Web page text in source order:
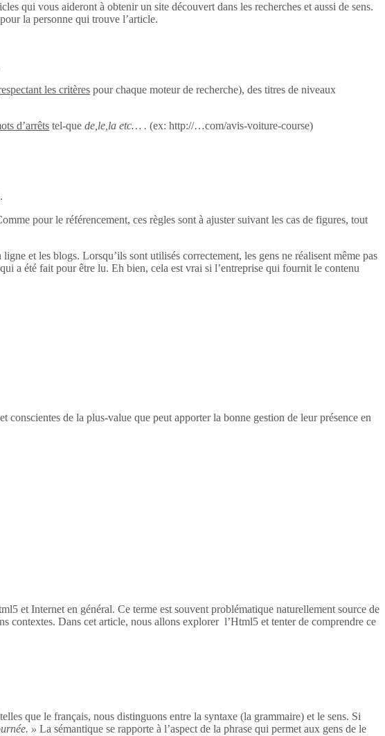
qui vous aideront à obtenir un site découvert dans les recherches et aussi de sens.
la personne qui trouve l’article.
les critères pour chaque moteur de recherche), des titres de niveaux
d’arrêts tel-que de,le,la etc… . (ex: http://…com/avis-voiture-course)
pour le référencement, ces règles sont à ajuster suivant les cas de figures, tout
et les blogs. Lorsqu’ils sont utilisés correctement, les gens ne réalisent même pas
a été fait pour être lu. Eh bien, cela est vrai si l’entreprise qui fournit le contenu
de la plus-value que peut apporter la bonne gestion de leur présence en
et Internet en général. Ce terme est souvent problématique naturellement source de
contextes. Dans cet article, nous allons explorer l’Html5 et tenter de comprendre ce
que le français, nous distinguons entre la syntaxe (la grammaire) et le sens. Si
» La sémantique se rapporte à l’aspect de la phrase qui permet aux gens de le